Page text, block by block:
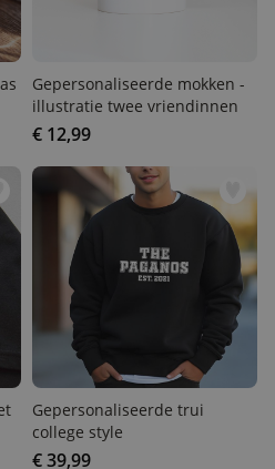
Gepersonaliseerde mokken
- illustratie twee
vriendinnen
€ 12,99
Gepersonaliseerde trui
college style
€ 39,99